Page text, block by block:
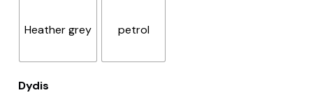
Heather grey petrol
Dydis